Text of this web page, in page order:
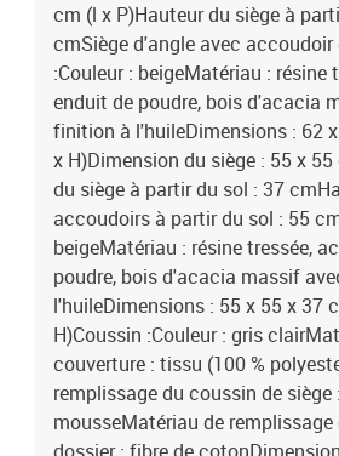
cm (l x P)Hauteur du siège à
cmSiège d'angle avec
:Couleur : beigeMatériau : résine
enduit de poudre, bois d'acacia
finition à l'huileDimensions : 62
x H)Dimension du siège : 55 x
du siège à partir du sol : 37
accoudoirs à partir du sol : 55
beigeMatériau : résine tressée,
poudre, bois d'acacia massif
l'huileDimensions : 55 x 55 x 37
H)Coussin :Couleur : gris
couverture : tissu (100 %
remplissage du coussin de siège :
mousseMatériau de